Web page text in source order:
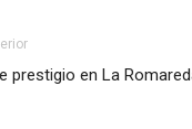
prestigio en La